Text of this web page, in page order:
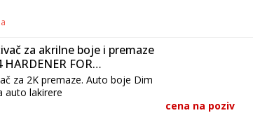
za akrilne boje i premaze
FOR
FAST
premaze. Auto boje Dim
auto lakirere
cena na poziv